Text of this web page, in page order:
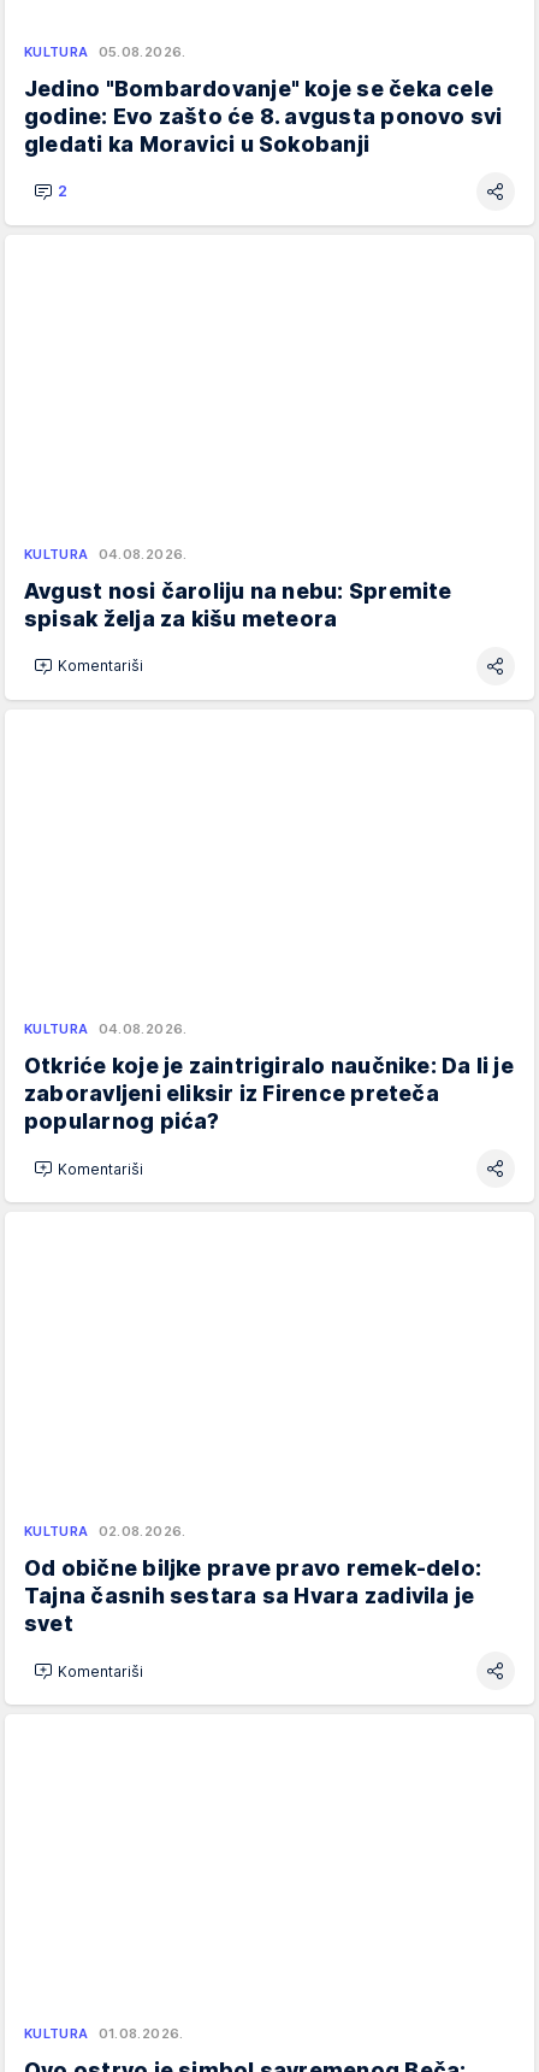
KULTURA 05.08.2026.
Jedino "Bombardovanje" koje se čeka cele
godine: Evo zašto će 8. avgusta ponovo svi
gledati ka Moravici u Sokobanji
2
KULTURA 04.08.2026.
Avgust nosi čaroliju na nebu: Spremite
spisak želja za kišu meteora
Komentariši
KULTURA 04.08.2026.
Otkriće koje je zaintrigiralo naučnike: Da li je
zaboravljeni eliksir iz Firence preteča
popularnog pića?
Komentariši
KULTURA 02.08.2026.
Od obične biljke prave pravo remek-delo:
Tajna časnih sestara sa Hvara zadivila je
svet
Komentariši
KULTURA 01.08.2026.